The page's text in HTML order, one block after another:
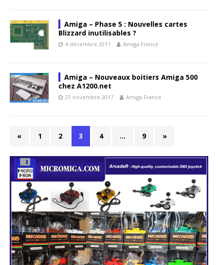
Amiga – Phase 5 : Nouvelles cartes
Blizzard inutilisables ?
4 décembre 2017 Amiga France
Amiga – Nouveaux boitiers Amiga 500
chez A1200.net
21 novembre 2017 Amiga France
« 1 2 3 4 … 9 »